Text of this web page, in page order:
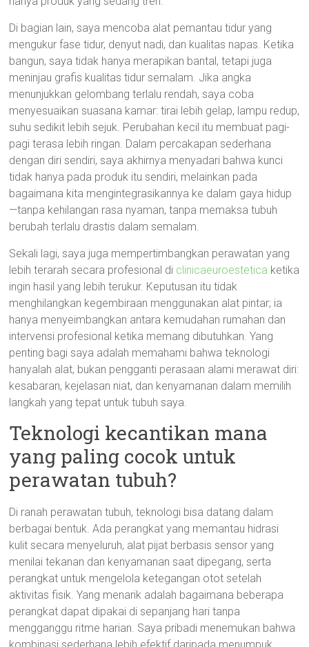
Di bagian lain, saya mencoba alat pemantau tidur yang
mengukur fase tidur, denyut nadi, dan kualitas napas. Ketika
bangun, saya tidak hanya merapikan bantal, tetapi juga
meninjau grafis kualitas tidur semalam. Jika angka
menunjukkan gelombang terlalu rendah, saya coba
menyesuaikan suasana kamar: tirai lebih gelap, lampu redup,
suhu sedikit lebih sejuk. Perubahan kecil itu membuat pagi-
pagi terasa lebih ringan. Dalam percakapan sederhana
dengan diri sendiri, saya akhirnya menyadari bahwa kunci
tidak hanya pada produk itu sendiri, melainkan pada
bagaimana kita mengintegrasikannya ke dalam gaya hidup
—tanpa kehilangan rasa nyaman, tanpa memaksa tubuh
berubah terlalu drastis dalam semalam.
Sekali lagi, saya juga mempertimbangkan perawatan yang
lebih terarah secara profesional di clinicaeuroestetica ketika
ingin hasil yang lebih terukur. Keputusan itu tidak
menghilangkan kegembiraan menggunakan alat pintar; ia
hanya menyeimbangkan antara kemudahan rumahan dan
intervensi profesional ketika memang dibutuhkan. Yang
penting bagi saya adalah memahami bahwa teknologi
hanyalah alat, bukan pengganti perasaan alami merawat diri:
kesabaran, kejelasan niat, dan kenyamanan dalam memilih
langkah yang tepat untuk tubuh saya.
Teknologi kecantikan mana
yang paling cocok untuk
perawatan tubuh?
Di ranah perawatan tubuh, teknologi bisa datang dalam
berbagai bentuk. Ada perangkat yang memantau hidrasi
kulit secara menyeluruh, alat pijat berbasis sensor yang
menilai tekanan dan kenyamanan saat dipegang, serta
perangkat untuk mengelola ketegangan otot setelah
aktivitas fisik. Yang menarik adalah bagaimana beberapa
perangkat dapat dipakai di sepanjang hari tanpa
mengganggu ritme harian. Saya pribadi menemukan bahwa